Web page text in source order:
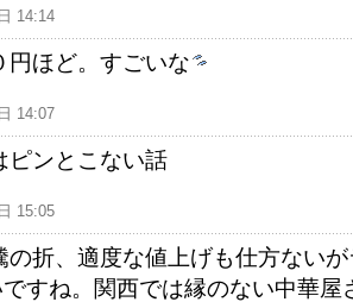
14:14
円ほど。すごいな
14:07
ピンとこない話
15:05
の折、適度な値上げも仕方ない
すね。関西では縁のない中華屋